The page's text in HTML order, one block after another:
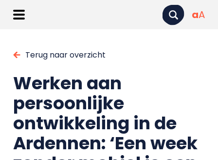
aA
Terug naar overzicht
Werken aan
persoonlijke
ontwikkeling in de
Ardennen: ‘Een week